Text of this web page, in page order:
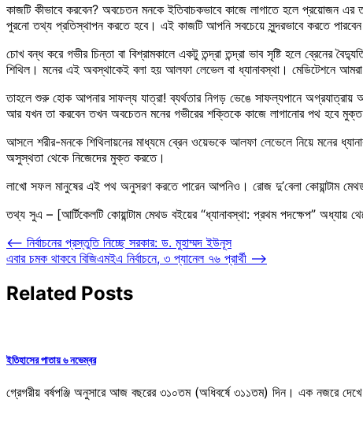
কাজটি কীভাবে করবেন? অবচেতন মনকে ইতিবাচকভাবে কাজে লাগাতে হলে প্রয়োজন এর
পুরনো তথ্য প্রতিস্থাপন করতে হবে। এই কাজটি আপনি সবচেয়ে সুন্দরভাবে করতে
চোখ বন্ধ করে গভীর চিন্তা বা বিশ্রামকালে একটু তন্দ্রা তন্দ্রা ভাব সৃষ্টি হলে
শিথিল। মনের এই অবস্থাকেই বলা হয় আলফা লেভেল বা ধ্যানাবস্থা। মেডিটেশনে
তাহলে শুরু হোক আপনার সাফল্য যাত্রা! ব্যর্থতার নিগড় ভেঙে সাফল্যপানে অগ্রযাত্রায়
আর যখন তা করবেন তখন অবচেতন মনের গভীরের শক্তিকে কাজে লাগানোর পথ হবে
আসলে শরীর-মনকে শিথিলায়নের মাধ্যমে ব্রেন ওয়েভকে আলফা লেভেলে নিয়ে মনের
অসুস্থতা থেকে নিজেদের মুক্ত করতে।
লাখো সফল মানুষের এই পথ অনুসরণ করতে পারেন আপনিও। রোজ দু’বেলা কোয়ান্টাম
তথ্য সুএ – [আর্টিকেলটি কোয়ান্টাম মেথড বইয়ের “ধ্যানাবস্থা: প্রথম পদক্ষেপ” অধ্যায়
Post
navigation
⟵ নির্বাচনের প্রস্তুতি নিচ্ছে সরকার: ড. মুহাম্মদ ইউনূস
এবার চমক থাকবে বিজিএমইএ নির্বাচনে, ৩ প্যানেল ৭৬ প্রার্থী ⟶
Related Posts
ইতিহাসের পাতায় ৬ নভেম্বর
গ্রেগরীয় বর্ষপঞ্জি অনুসারে আজ বছরের ৩১০তম (অধিবর্ষে ৩১১তম) দিন। এক নজরে